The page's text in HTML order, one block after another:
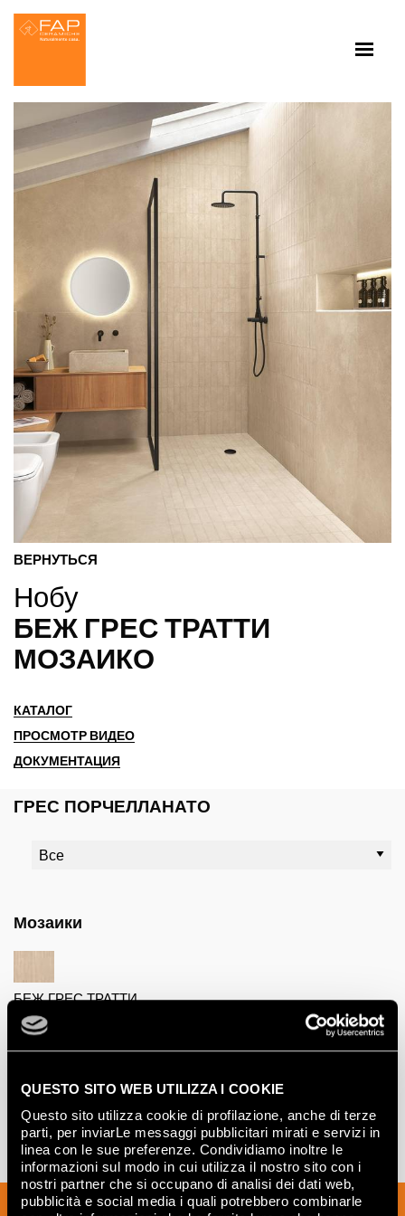
QUESTO SITO WEB UTILIZZA I COOKIE
Questo sito utilizza cookie di profilazione, anche di terze
parti, per inviarLe messaggi pubblicitari mirati e servizi in
linea con le sue preferenze. Condividiamo inoltre le
informazioni sul modo in cui utilizza il nostro sito con i
nostri partner che si occupano di analisi dei dati web,
pubblicità e social media i quali potrebbero combinarle
ВЕРНУТЬСЯ
Нобу
БЕЖ ГРЕС ТРАТТИ
МОЗАИКО
КАТАЛОГ
ПРОСМОТР ВИДЕО
ДОКУМЕНТАЦИЯ
ГРЕС ПОРЧЕЛЛАНАТО
Мозаики
БЕЖ ГРЕС ТРАТТИ
МОЗАИКО
24,5x30,5